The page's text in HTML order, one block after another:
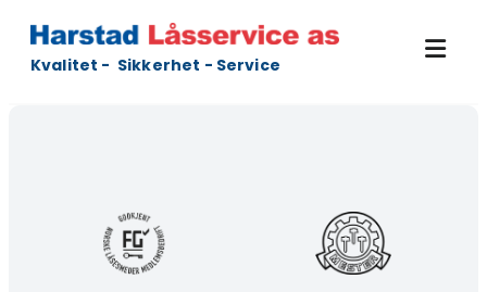
Kvalitet - Sikkerhet - Service